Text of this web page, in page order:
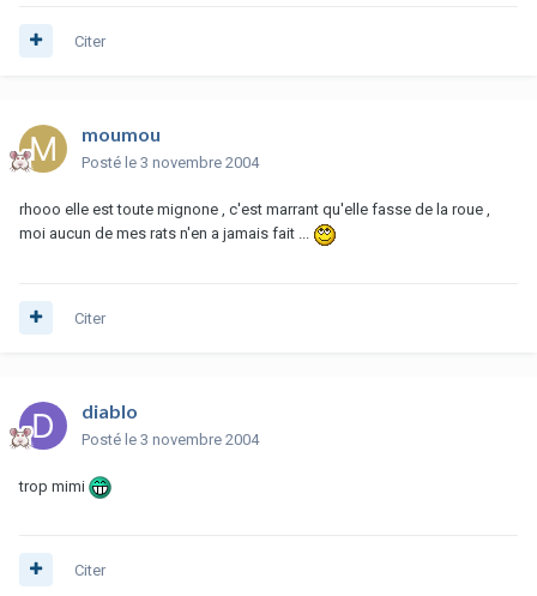
Citer
moumou
Posté le 3 novembre 2004
rhooo elle est toute mignone , c'est marrant qu'elle fasse de la roue ,
moi aucun de mes rats n'en a jamais fait ...
Citer
diablo
Posté le 3 novembre 2004
trop mimi
Citer